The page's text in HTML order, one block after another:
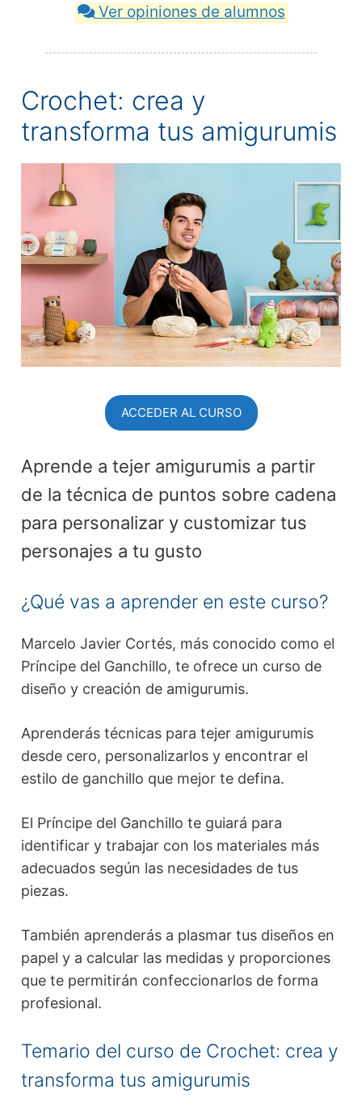
Ver opiniones de alumnos
Crochet: crea y
transforma tus amigurumis
ACCEDER AL CURSO
Aprende a tejer amigurumis a partir
de la técnica de puntos sobre cadena
para personalizar y customizar tus
personajes a tu gusto
¿Qué vas a aprender en este curso?
Marcelo Javier Cortés, más conocido como el
Príncipe del Ganchillo, te ofrece un curso de
diseño y creación de amigurumis.
Aprenderás técnicas para tejer amigurumis
desde cero, personalizarlos y encontrar el
estilo de ganchillo que mejor te defina.
El Príncipe del Ganchillo te guiará para
identificar y trabajar con los materiales más
adecuados según las necesidades de tus
piezas.
También aprenderás a plasmar tus diseños en
papel y a calcular las medidas y proporciones
que te permitirán confeccionarlos de forma
profesional.
Temario del curso de Crochet: crea y
transforma tus amigurumis